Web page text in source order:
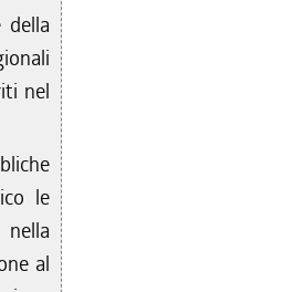
della
nel
le
al